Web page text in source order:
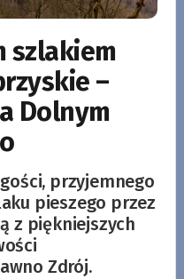
szlakiem
–
Dolnym
przyjemnego
pieszego przez
z piękniejszych
Zdrój.